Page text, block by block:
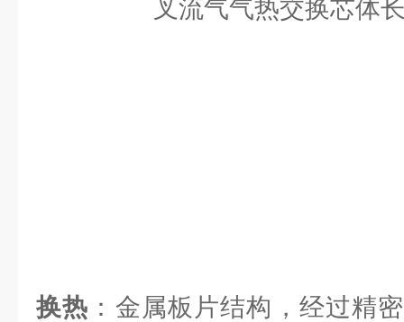
换热 ：金属板片结构，经过精